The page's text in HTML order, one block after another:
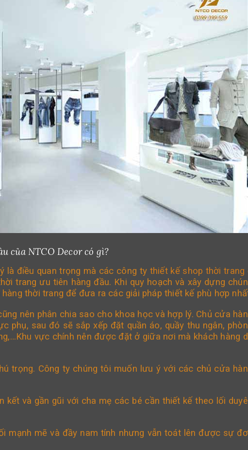
của NTCO Decor có gì?
là điều quan trọng mà các công ty thiết kế shop thời trang
trang ưu tiên hàng đầu. Khi quy hoạch và xây dựng
thời trang để đưa ra các giải pháp thiết kế phù hợp
nên phân chia sao cho khoa học và hợp lý. Chủ cửa
phụ, sau đó sẽ sắp xếp đặt quần áo, quầy thu ngân,
vực chính nên được đặt ở giữa nơi mà khách hàng
trọng. Công ty chúng tôi muốn lưu ý với các chủ cửa
kết và gần gũi với cha mẹ các bé cần thiết kế theo lối
mạnh mẽ và đầy nam tính nhưng vẫn toát lên được sự